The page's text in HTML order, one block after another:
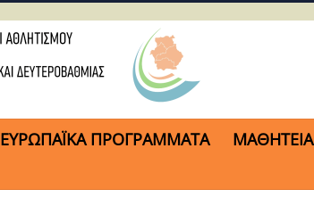
ΕΥΡΩΠΑΪΚΑ ΠΡΟΓΡΑΜΜΑΤΑ ΜΑΘΗΤΕΙΑ